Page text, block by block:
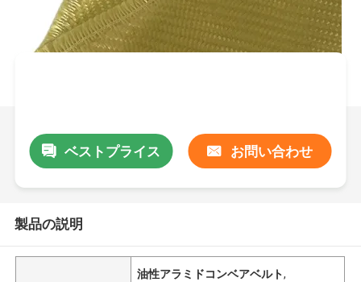
ベストプライス お問い合わせ
製品の説明
油性アラミドコンベアベルト,